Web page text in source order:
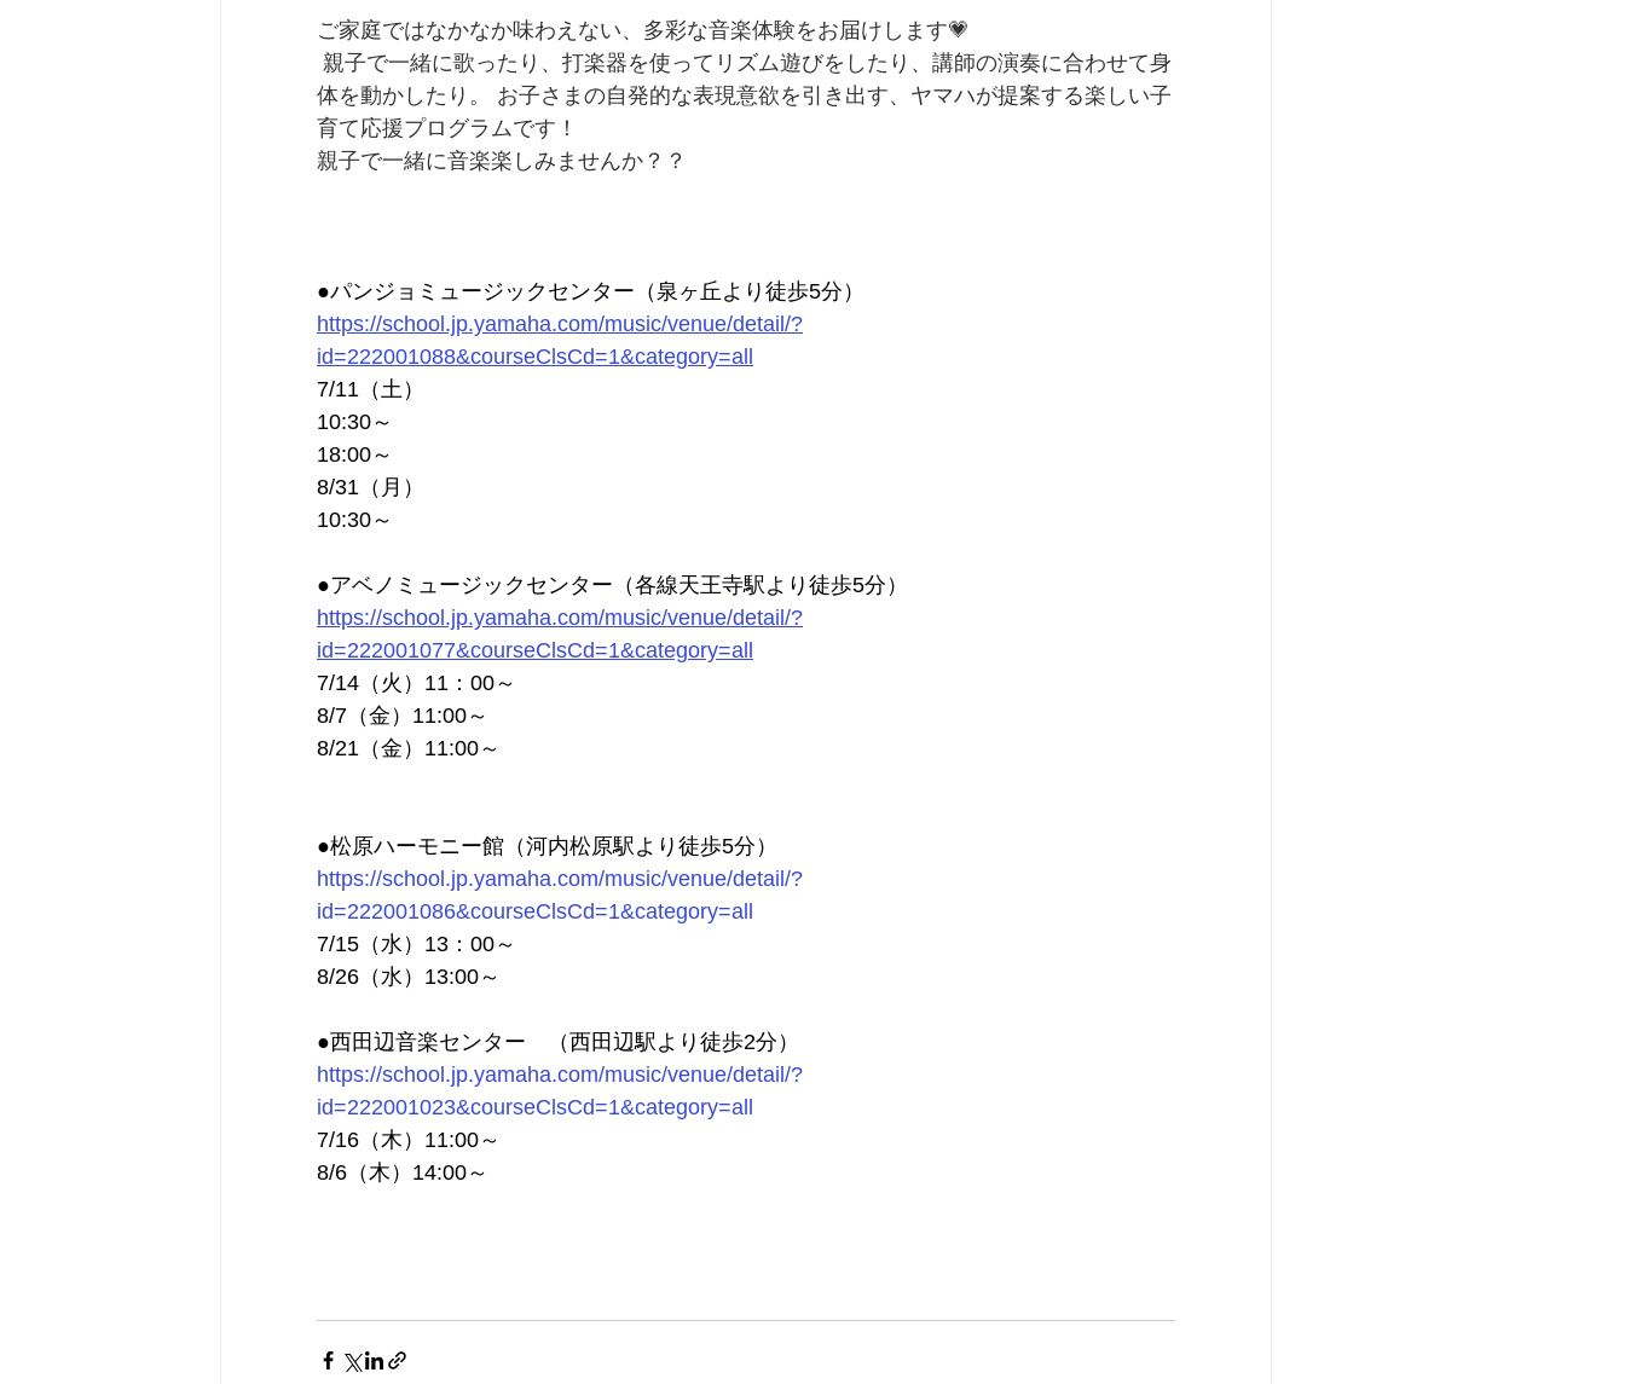
ご家庭ではなかなか味わえない、多彩な音楽体験をお届けします💗
体を動かしたり。 お子さまの自発的な表現意欲を引き出す、ヤマハが提案する楽しい子
育て応援プログラムです！
親子で一緒に音楽楽しみませんか？？
●パンジョミュージックセンター（泉ヶ丘より徒歩5分）
https://school.jp.yamaha.com/music/venue/detail/?
id=222001088&courseClsCd=1&category=all
7/11（土）
10:30～
18:00～
8/31（月）
10:30～
●アベノミュージックセンター（各線天王寺駅より徒歩5分）
https://school.jp.yamaha.com/music/venue/detail/?
id=222001077&courseClsCd=1&category=all
7/14（火）11：00～
8/7（金）11:00～
8/21（金）11:00～
●松原ハーモニー館（河内松原駅より徒歩5分）
https://school.jp.yamaha.com/music/venue/detail/?
id=222001086&courseClsCd=1&category=all
7/15（水）13：00～
8/26（水）13:00～
●西田辺音楽センター　（西田辺駅より徒歩2分）
https://school.jp.yamaha.com/music/venue/detail/?
id=222001023&courseClsCd=1&category=all
7/16（木）11:00～
8/6（木）14:00～